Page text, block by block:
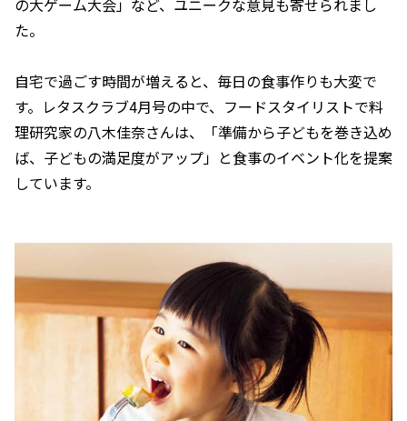
の大ゲーム大会」など、ユニークな意見も寄せられまし
た。
自宅で過ごす時間が増えると、毎日の食事作りも大変で
す。レタスクラブ4月号の中で、フードスタイリストで料
理研究家の八木佳奈さんは、「準備から子どもを巻き込め
ば、子どもの満足度がアップ」と食事のイベント化を提案
しています。